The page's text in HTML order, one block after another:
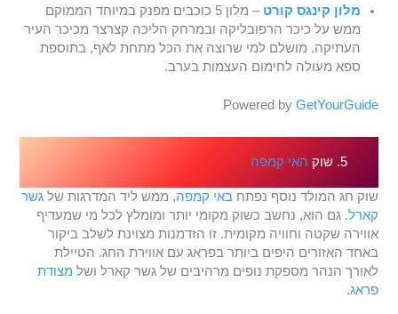
מלון קינגס קורט
– מלון 5 כוכבים מפנק במיוחד הממוקם
ממש על כיכר הרפובליקה ובמרחק הליכה קצרצר מכיכר העיר
העתיקה. מושלם למי שרוצה את הכל מתחת לאף, בתוספת
ספא מעולה לחימום העצמות בערב.
Powered by GetYourGuide
5. שוק האי קמפה
שוק חג המולד נוסף נפתחבאי קמפה, ממש ליד המדרגות שלגשר
קארל. גם הוא, נחשב כשוק מקומי יותר ומומלץ לכל מי שמעדיף
אווירה שקטה וחוויה מקומית. זו הזדמנות מצוינת לשלב ביקור
באחד האזורים היפים ביותר בפראג עם אווירת החג. הטיילת
לאורך הנהר מספקת נופים מרהיבים של גשר קארל ושל מצודת
פראג.